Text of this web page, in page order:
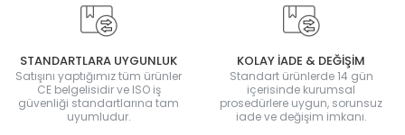
STANDARTLARA UYGUNLUK
Satışını yaptığımız tüm ürünler
CE belgelisidir ve ISO iş
güvenliği standartlarına tam
uyumludur.
KOLAY İADE & DEĞİŞİM
Standart ürünlerde 14 gün
içerisinde kurumsal
prosedürlere uygun, sorunsuz
iade ve değişim imkanı.